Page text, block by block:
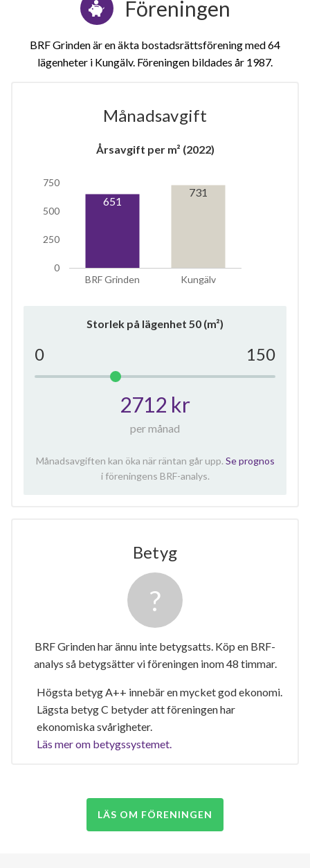
lägenhet
Föreningen
BRF Grinden är en äkta bostadsrättsförening med 64
lägenheter i Kungälv. Föreningen bildades år 1987
Månadsavgift
Årsavgift per m² (2022)
BRF Grinden Kungälv
0
250
500
750
651
731
Storlek på lägenhet 50 (m²)
0 150
2712 kr
per månad
Månadsavgiften kan öka när räntan går upp. Se prognos
i föreningens BRF-analys.
Betyg
BRF Grinden har ännu inte betygsatts. Köp en BRF-
analys så betygsätter vi föreningen inom 48 timmar.
Högsta betyg A++ innebär en mycket god ekonomi.
Lägsta betyg C betyder att föreningen har
ekonomiska svårigheter.
Läs mer om betygssystemet.
LÄS OM FÖRENINGEN